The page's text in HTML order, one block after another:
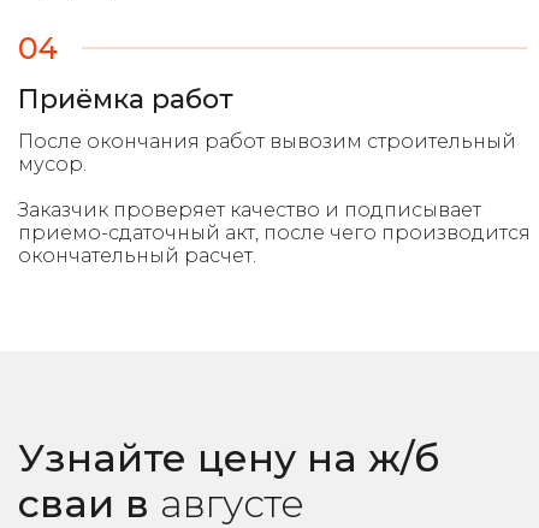
04
Приёмка работ
После окончания работ вывозим строительный
мусор.
Заказчик проверяет качество и подписывает
приемо-сдаточный акт, после чего производится
окончательный расчет.
Узнайте цену на ж/б
сваи в августе